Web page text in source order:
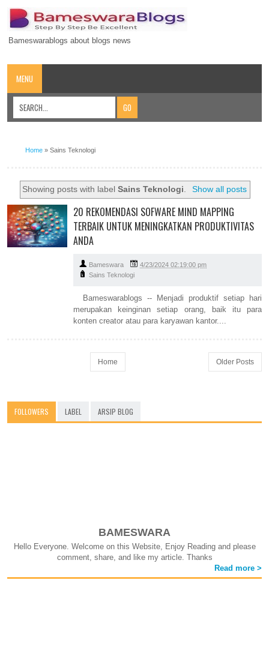
Bameswarablogs about blogs news
MENU
Home » Sains Teknologi
Showing posts with labelSains Teknologi Show all posts
20 REKOMENDASI SOFWARE MIND MAPPING
TERBAIK UNTUK MENINGKATKAN PRODUKTIVITAS
ANDA
Bameswara
4/23/2024 02:19:00 pm
Sains Teknologi
Bameswarablogs -- Menjadi produktif setiap hari
merupakan keinginan setiap orang, baik itu para
konten creator atau para karyawan kantor....
Older Posts
Home
FOLLOWERS LABEL ARSIP BLOG
BAMESWARA
Hello Everyone. Welcome on this Website, Enjoy Reading and please
comment, share, and like my article. Thanks
Read more >